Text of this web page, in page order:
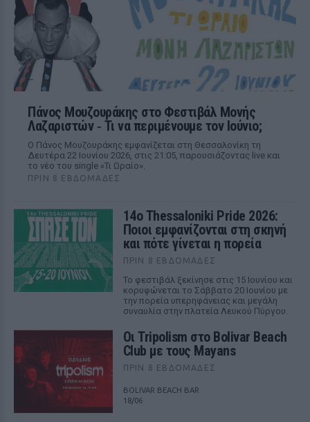
Πάνος Μουζουράκης στο Φεστιβάλ Μονής
Λαζαριστών ‑ Τι να περιμένουμε τον Ιούνιο;
Ο Πάνος Μουζουράκης εμφανίζεται στη Θεσσαλονίκη τη
Δευτέρα 22 Ιουνίου 2026, στις 21:05, παρουσιάζοντας live και
το νέο του single «Τι Ωραίο».
ΠΡΙΝ 8 ΕΒΔΟΜΆΔΕΣ
14ο Thessaloniki Pride 2026:
Ποιοι εμφανίζονται στη σκηνή
και πότε γίνεται η πορεία
ΠΡΙΝ 8 ΕΒΔΟΜΆΔΕΣ
Το φεστιβάλ ξεκίνησε στις 15 Ιουνίου και
κορυφώνεται το Σάββατο 20 Ιουνίου με
την πορεία υπερηφάνειας και μεγάλη
συναυλία στην πλατεία Λευκού Πύργου.
Οι Tripolism στο Bolivar Beach
Club με τους Mayans
ΠΡΙΝ 8 ΕΒΔΟΜΆΔΕΣ
BOLIVAR BEACH BAR
18/06